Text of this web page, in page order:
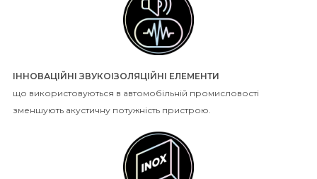
ІННОВАЦІЙНІ ЗВУКОІЗОЛЯЦІЙНІ ЕЛЕМЕНТИ
що використовуються в автомобільній промисловості
зменшують акустичну потужність пристрою.